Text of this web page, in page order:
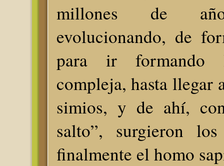
millones de
evolucionando, de
para ir formando
compleja, hasta llegar
simios, y de ahí,
salto”, surgieron
finalmente el homo